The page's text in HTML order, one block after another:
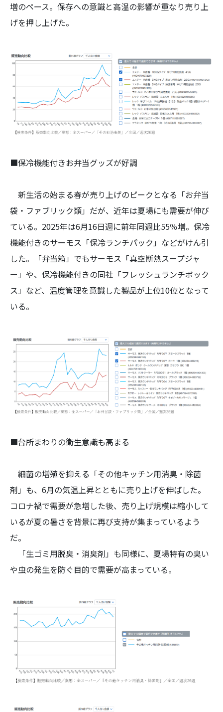
増のペース。保存への意識と高温の影響が重なり売り上
げを押し上げた。
■保冷機能付きお弁当グッズが好調
新生活の始まる春が売り上げのピークとなる「お弁当
袋・ファブリック類」だが、近年は夏場にも需要が伸び
ている。2025年は6月16日週に前年同週比55％増。保冷
機能付きのサーモス「保冷ランチパック」などがけん引
した。「弁当箱」でもサーモス「真空断熱スープジャ
ー」や、保冷機能付きの同社「フレッシュランチボック
ス」など、温度管理を意識した製品が上位10位となって
いる。
■台所まわりの衛生意識も高まる
細菌の増殖を抑える「その他キッチン用消臭・除菌
剤」も、6月の気温上昇とともに売り上げを伸ばした。
コロナ禍で需要が急増した後、売り上げ規模は縮小して
いるが夏の暑さを背景に再び支持が集まっているよう
だ。
「生ゴミ用脱臭・消臭剤」も同様に、夏場特有の臭い
や虫の発生を防ぐ目的で需要が高まっている。